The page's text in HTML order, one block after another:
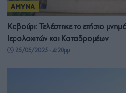
ΑΜΥΝΑ
Καβούρι: Τελέστηκε το ετήσιο
Ιερολοχιτών και Καταδρομέων
25/05/2025 - 4:20μμ